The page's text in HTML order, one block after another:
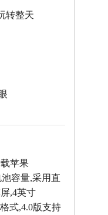
转整天
苹果
容量,采用直
,4英寸
式,4.0版支持